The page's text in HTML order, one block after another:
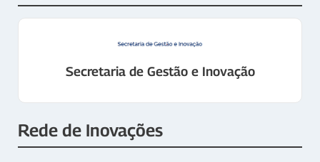
Secretaria de Gestão e Inovação
Rede de Inovações